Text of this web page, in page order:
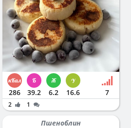
286 39.2 6.2 16.6 7
2 1
Пшеноблин